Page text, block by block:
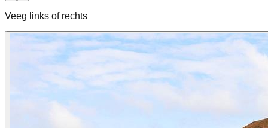
Veeg links of rechts